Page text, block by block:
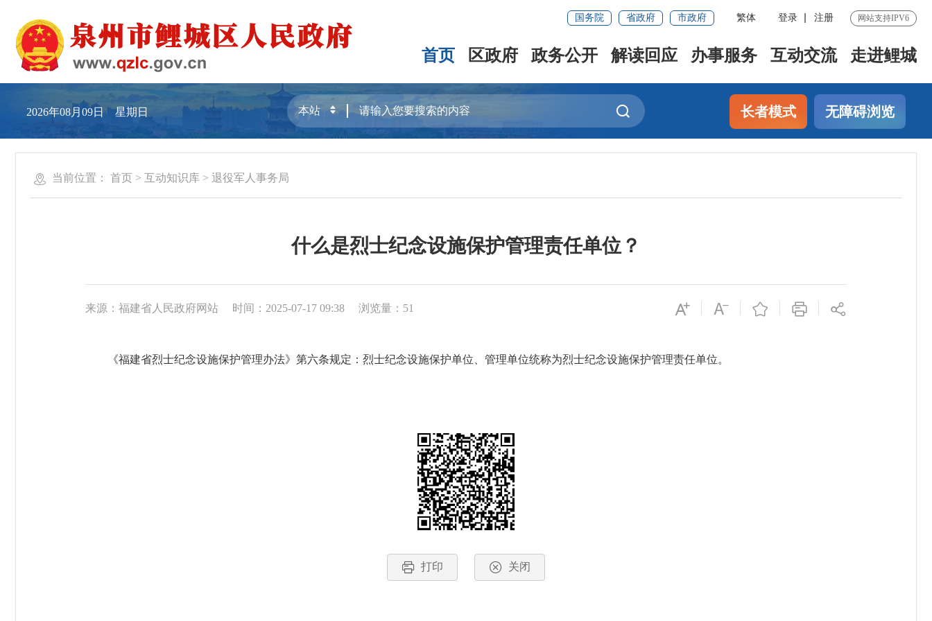
国务院 省政府 市政府 繁体 登录 注册 网站支持IPV6
首页 区政府 政务公开 解读回应 办事服务 互动交流 走进鲤城
2026年08月09日 星期日 长者模式 无障碍浏览
当前位置： 首页 > 互动知识库 > 退役军人事务局
什么是烈士纪念设施保护管理责任单位？
来源：福建省人民政府网站 时间：2025-07-17 09:38 浏览量： 51
《福建省烈士纪念设施保护管理办法》第六条规定：烈士纪念设施保护单位、管理单位统称为烈士纪念设施保护管理责任单位。
打印 关闭